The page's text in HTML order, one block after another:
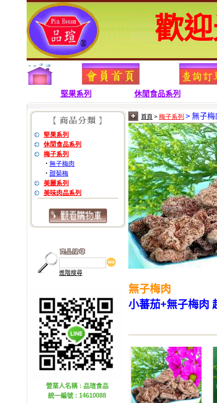
歡
堅果系列 休閒食品系列
堅果系列
休閒食品系列
梅子系列
‧ 無子梅肉
‧ 甜菊梅
美麗系列
美味肉品系列
進階搜尋
營業人名稱 : 品瑄食品
統一編號 : 14610088
首頁 > 梅子系列 > 無子梅
無子梅肉
小蕃茄+無子梅肉